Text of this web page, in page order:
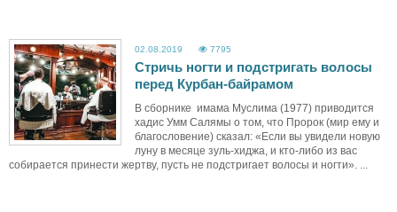
02.08.2019 7795
Стричь ногти и подстригать волосы
перед Курбан-байрамом
В сборнике имама Муслима (1977) приводится
хадис Умм Салямы о том, что Пророк (мир ему и
благословение) сказал: «Если вы увидели новую
луну в месяце зуль-хиджа, и кто-либо из вас
собирается принести жертву, пусть не подстригает волосы и ногти». ...